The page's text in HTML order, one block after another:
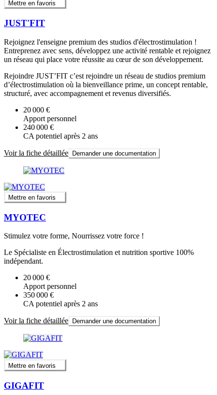
Mettre en favoris
JUST'FIT
Rejoignez l'enseigne premium des studios d'électrostimulation !
Entreprenez avec sens, développez une activité rentable et rejoignez
un réseau qui place votre réussite au cœur de son développement.
Rejoindre JUST’FIT c’est rejoindre un réseau de studios premium
d’électrostimulation où la bienveillance prime, un concept rentable,
structuré, avec accompagnement et revenus diversifiés.
20 000 €
Apport personnel
240 000 €
CA potentiel après 2 ans
Voir la fiche détaillée Demander une documentation
Mettre en favoris
MYOTEC
Stimulez votre forme, Nourrissez votre force !
Le Spécialiste en Électrostimulation et nutrition sportive 100%
indépendant.
20 000 €
Apport personnel
350 000 €
CA potentiel après 2 ans
Voir la fiche détaillée Demander une documentation
Mettre en favoris
GIGAFIT